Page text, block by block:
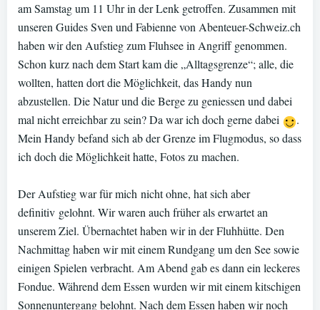
am Samstag um 11 Uhr in der Lenk getroffen. Zusammen mit
unseren Guides Sven und Fabienne von Abenteuer-Schweiz.ch
haben wir den Aufstieg zum Fluhsee in Angriff genommen.
Schon kurz nach dem Start kam die „Alltagsgrenze“; alle, die
wollten, hatten dort die Möglichkeit, das Handy nun
abzustellen. Die Natur und die Berge zu geniessen und dabei
mal nicht erreichbar zu sein? Da war ich doch gerne dabei
.
Mein Handy befand sich ab der Grenze im Flugmodus, so dass
ich doch die Möglichkeit hatte, Fotos zu machen.
Der Aufstieg war für mich nicht ohne, hat sich aber
definitiv gelohnt. Wir waren auch früher als erwartet an
unserem Ziel. Übernachtet haben wir in der Fluhhütte. Den
Nachmittag haben wir mit einem Rundgang um den See sowie
einigen Spielen verbracht. Am Abend gab es dann ein leckeres
Fondue. Während dem Essen wurden wir mit einem kitschigen
Sonnenuntergang belohnt. Nach dem Essen haben wir noch